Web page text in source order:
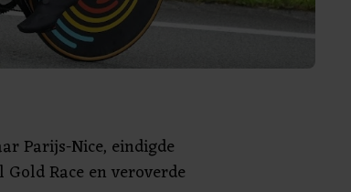
Parijs-Nice, eindigde
Race en veroverde